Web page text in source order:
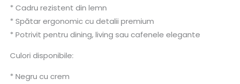
* Cadru rezistent din lemn
* Spătar ergonomic cu detalii premium
* Potrivit pentru dining, living sau cafenele elegante
Culori disponibile:
* Negru cu crem